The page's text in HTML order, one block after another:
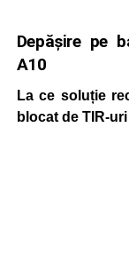
Depășire pe
A10
La ce soluție
blocat de TIR-